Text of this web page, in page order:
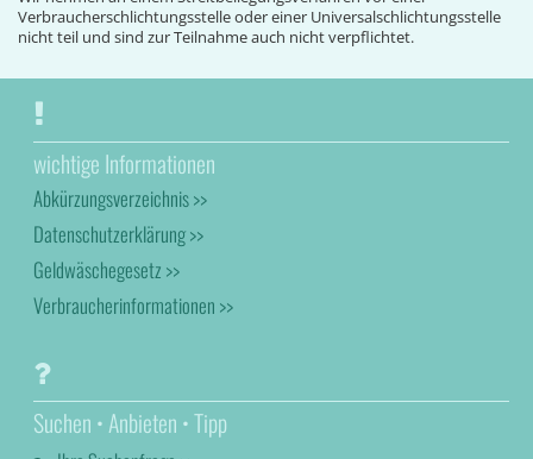
Verbraucherschlichtungsstelle oder einer Universalschlichtungsstelle
nicht teil und sind zur Teilnahme auch nicht verpflichtet.
wichtige Informationen
Abkürzungsverzeichnis >>
Datenschutzerklärung >>
Geldwäschegesetz >>
Verbraucherinformationen >>
Suchen • Anbieten • Tipp